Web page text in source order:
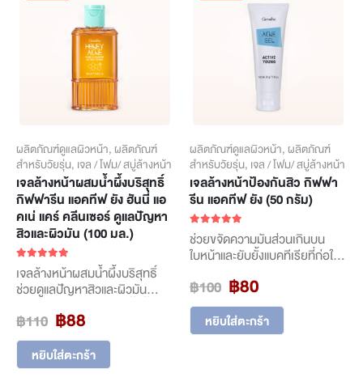
ผลิตภัณฑ์ดูแลผิวหน้า, ผลิตภัณฑ์
สำหรับวัยรุ่น, เจล / โฟม/ สบู่ล้างหน้า
เจลล้างหน้าผสมน้ำผึ้งบริสุทธิ์
กิฟฟารีน แอคทีฟ ยัง ฮันนี่ แอ
คเน่ แคร์ คลีนเซอร์ ดูแลปัญหา
สิวและผิวมัน (100 มล.)
out of 5
เจลล้างหน้าผสมน้ำผึ้งบริสุทธิ์
ช่วยดูแลปัญหาสิวและผิวมัน
บริสุทธิ์ ช่วยดูแลผิวมันและมี
ปัญหาสิวอย่างอ่อนโยน ช่วยลด
ความมันส่วนเกิน ยับยั้งแบคทีเรีย
พร้อมมอบความชุ่มชื้น และลด
฿110 Original
price
was:
฿110.
฿88Current
price
is:
฿88.
หยิบใส่ตะกร้า
ผลิตภัณฑ์ดูแลผิวหน้า, ผลิตภัณฑ์
สำหรับวัยรุ่น, เจล / โฟม/ สบู่ล้างหน้า
เจลล้างหน้าป้องกันสิว กิฟฟา
รีน แอคทีฟ ยัง (50 กรัม)
ช่วยขจัดความมันส่วนเกินบน
ใบหน้าและยับยั้งแบคทีเรียที่ก่อให้
เจลล้างหน้าอ่อนใส ช่วยขจัด
ความมันส่วนเกินและยับยั้ง
แบคทีเรีย อ่อนโยนต่อผิว ช่วย
ปลอบประโลมผิวที่แห้งกร้าน ให้
฿100 Original
price
was:
฿100.
฿80Current
price
is:
฿80.
หยิบใส่ตะกร้า